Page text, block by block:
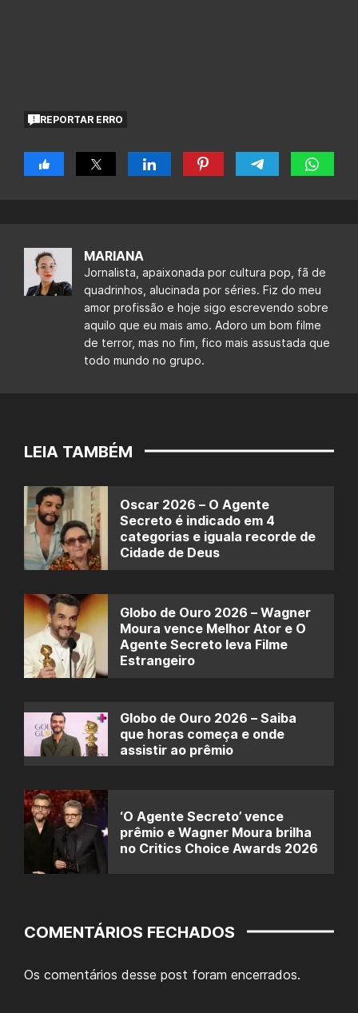
REPORTAR ERRO
MARIANA
Jornalista, apaixonada por cultura pop, fã de
quadrinhos, alucinada por séries. Fiz do meu
amor profissão e hoje sigo escrevendo sobre
aquilo que eu mais amo. Adoro um bom filme
de terror, mas no fim, fico mais assustada que
todo mundo no grupo.
LEIA TAMBÉM
Oscar 2026 – O Agente
Secreto é indicado em 4
categorias e iguala recorde de
Cidade de Deus
Globo de Ouro 2026 – Wagner
Moura vence Melhor Ator e O
Agente Secreto leva Filme
Estrangeiro
Globo de Ouro 2026 – Saiba
que horas começa e onde
assistir ao prêmio
‘O Agente Secreto’ vence
prêmio e Wagner Moura brilha
no Critics Choice Awards 2026
COMENTÁRIOS FECHADOS
Os comentários desse post foram encerrados.